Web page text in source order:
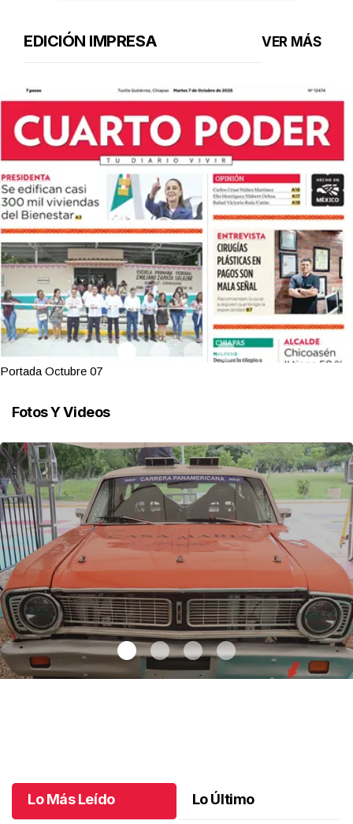
EDICIÓN IMPRESA VER MÁS
Portada Octubre 07
Fotos Y Videos
Lo Más Leído Lo Último